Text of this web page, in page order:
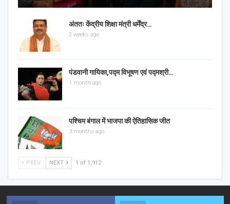
अंततः केंद्रीय शिक्षा मंत्री धर्मेंद्र…
2 weeks ago
पंडवानी गायिका,पद्म विभूषण एवं पद्मश्री…
1 month ago
पश्चिम बंगाल में भाजपा की ऐतिहासिक जीत
3 months ago
PREV NEXT 1 of 1,912